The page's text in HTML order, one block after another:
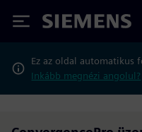
Siemens
Ez az oldal automatikus
Inkább megnézi angolul?